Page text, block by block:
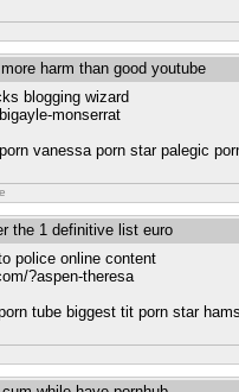
harm than good youtube
blogging wizard
monserrat
vanessa porn star palegic
the 1 definitive list euro
police online content
?aspen-theresa
tube biggest tit porn star